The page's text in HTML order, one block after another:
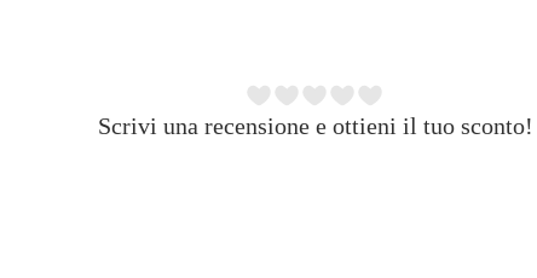
Scrivi una recensione e ottieni il tuo sconto!